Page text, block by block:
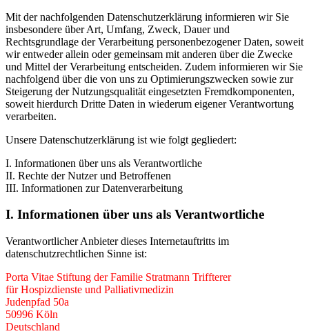
Mit der nachfolgenden Datenschutzerklärung informieren wir Sie
insbesondere über Art, Umfang, Zweck, Dauer und
Rechtsgrundlage der Verarbeitung personenbezogener Daten, soweit
wir entweder allein oder gemeinsam mit anderen über die Zwecke
und Mittel der Verarbeitung entscheiden. Zudem informieren wir Sie
nachfolgend über die von uns zu Optimierungszwecken sowie zur
Steigerung der Nutzungsqualität eingesetzten Fremdkomponenten,
soweit hierdurch Dritte Daten in wiederum eigener Verantwortung
verarbeiten.
Unsere Datenschutzerklärung ist wie folgt gegliedert:
I. Informationen über uns als Verantwortliche
II. Rechte der Nutzer und Betroffenen
III. Informationen zur Datenverarbeitung
I. Informationen über uns als Verantwortliche
Verantwortlicher Anbieter dieses Internetauftritts im
datenschutzrechtlichen Sinne ist:
Porta Vitae Stiftung der Familie Stratmann Triffterer
für Hospizdienste und Palliativmedizin
Judenpfad 50a
50996 Köln
Deutschland